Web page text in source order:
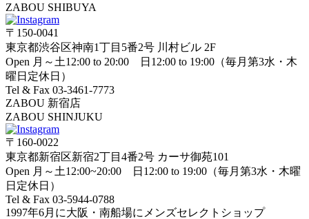
ZABOU SHIBUYA
〒150-0041
東京都渋谷区神南1丁目5番2号 川村ビル 2F
Open 月～土12:00 to 20:00 日12:00 to 19:00（毎月第3水・木
曜日定休日）
Tel & Fax 03-3461-7773
ZABOU 新宿店
ZABOU SHINJUKU
〒160-0022
東京都新宿区新宿2丁目4番2号 カーサ御苑101
Open 月～土12:00~20:00 日12:00 to 19:00（毎月第3水・木曜
日定休日）
Tel & Fax 03-5944-0788
1997年6月に大阪・南船場にメンズセレクトショップ